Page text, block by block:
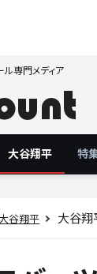
ル専門メディア
大谷翔平 特
谷翔平 大谷翔